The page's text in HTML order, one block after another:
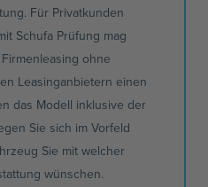
Für Privatkunden
Schufa Prüfung mag
Firmenleasing ohne
Leasinganbietern einen
das Modell inklusive der
Sie sich im Vorfeld
Sie mit welcher
wünschen.